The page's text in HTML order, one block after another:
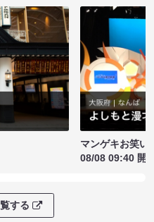
マンゲキお笑い
08/08 09:40 開
する